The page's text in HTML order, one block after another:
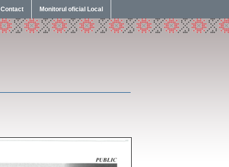
Contact Monitorul oficial Local